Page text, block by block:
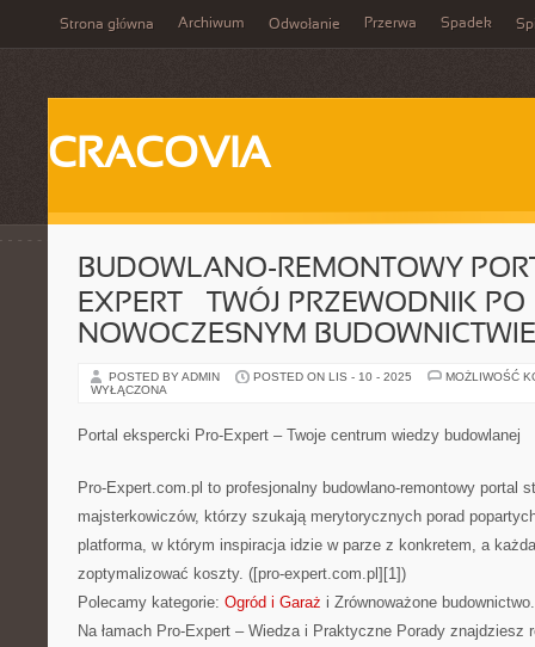
Strona główna Archiwum Odwołanie Przerwa Spadek
CRACOVIA
BUDOWLANO-REMONTOWY
EXPERT – TWÓJ PRZEWODNIK PO
NOWOCZESNYM BUDOWNICTWIE
POSTED BY ADMIN POSTED ON LIS - 10 - 2025
MOŻLIWOŚĆ
WYŁĄCZONA
Portal ekspercki Pro-Expert – Twoje centrum wiedzy budowlanej
Pro-Expert.com.pl to profesjonalny budowlano-remontowy portal
majsterkowiczów, którzy szukają merytorycznych porad
platforma, w którym inspiracja idzie w parze z konkretem, a
zoptymalizować koszty. ([pro-expert.com.pl][1])
Polecamy kategorie: Ogród i Garaż i Zrównoważone budownictwo.
Na łamach Pro-Expert – Wiedza i Praktyczne Porady znajdziesz